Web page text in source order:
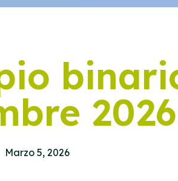
2026
Marzo 5, 2026